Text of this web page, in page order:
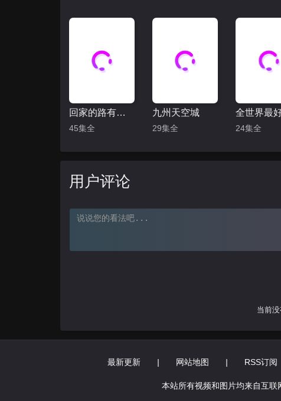
回家的路有多远
45集全
九州天空城
29集全 24集全
用户评论
当前
最新更新 | 网站地图 | RSS订阅
本站所有视频和图片均来自互